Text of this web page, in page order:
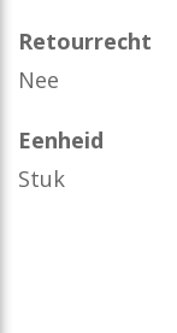
Retourrecht
Nee
Eenheid
Stuk